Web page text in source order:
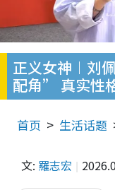
正义女神︱刘
配角” 真实性
首页 生活话题
文: 羅志宏